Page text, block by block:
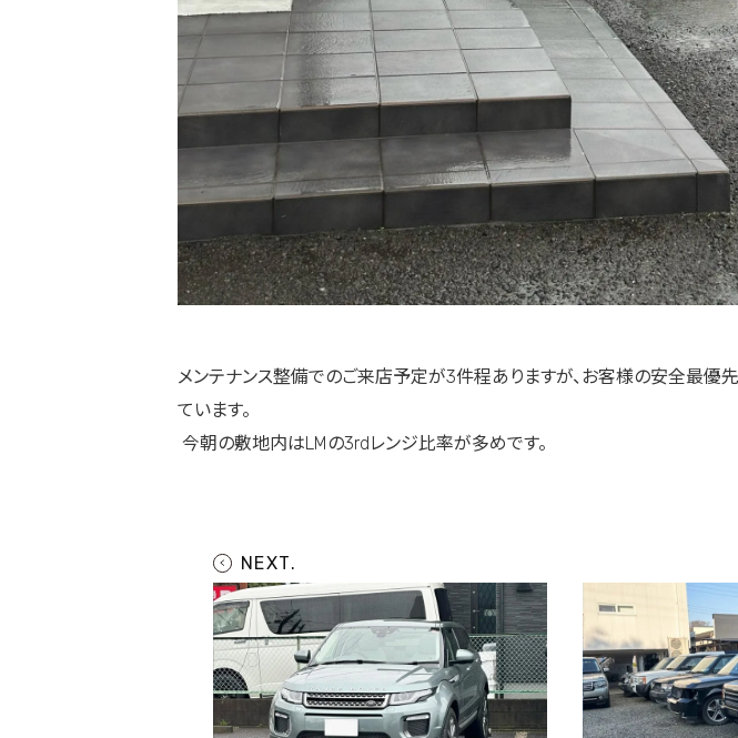
メンテナンス整備でのご来店予定が3件程ありますが、お客様の安全最優
ています。
今朝の敷地内はLMの3rdレンジ比率が多めです。